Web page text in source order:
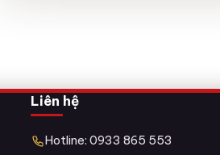
Liên hệ
Hotline: 0933 865 553